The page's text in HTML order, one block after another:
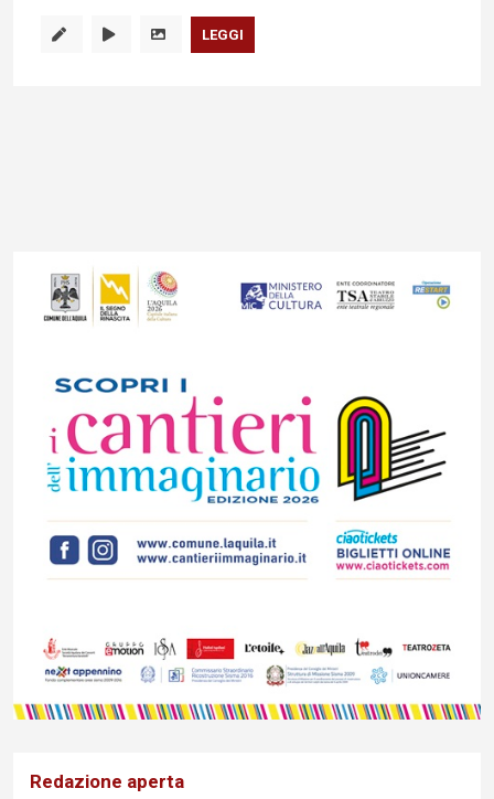
LEGGI
Redazione aperta